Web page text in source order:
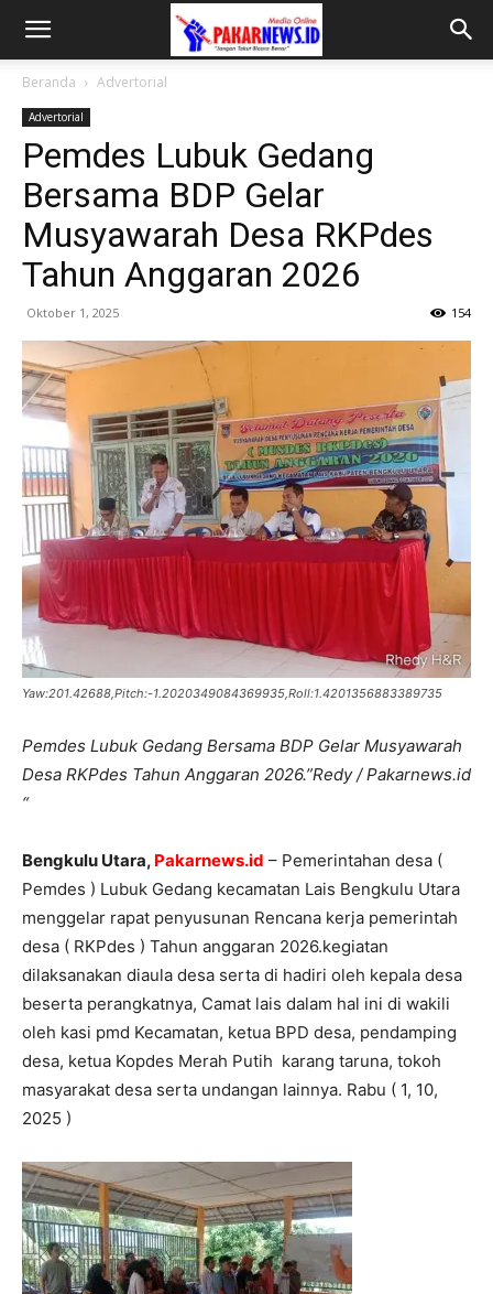
Beranda Advertorial
Advertorial
Pemdes Lubuk Gedang
Bersama BDP Gelar
Musyawarah Desa RKPdes
Tahun Anggaran 2026
Oktober 1, 2025 154
Yaw:201.42688,Pitch:-1.2020349084369935,Roll:1.4201356883389735
Pemdes Lubuk Gedang Bersama BDP Gelar Musyawarah
Desa RKPdes Tahun Anggaran 2026.”Redy / Pakarnews.id
“
Bengkulu Utara, Pakarnews.id – Pemerintahan desa (
Pemdes ) Lubuk Gedang kecamatan Lais Bengkulu Utara
menggelar rapat penyusunan Rencana kerja pemerintah
desa ( RKPdes ) Tahun anggaran 2026.kegiatan
dilaksanakan diaula desa serta di hadiri oleh kepala desa
beserta perangkatnya, Camat lais dalam hal ini di wakili
oleh kasi pmd Kecamatan, ketua BPD desa, pendamping
desa, ketua Kopdes Merah Putih karang taruna, tokoh
masyarakat desa serta undangan lainnya. Rabu ( 1, 10,
2025 )